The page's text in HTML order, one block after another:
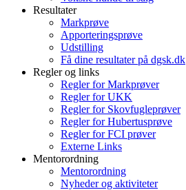
Resultater
Markprøve
Apporteringsprøve
Udstilling
Få dine resultater på dgsk.dk
Regler og links
Regler for Markprøver
Regler for UKK
Regler for Skovfugleprøver
Regler for Hubertusprøve
Regler for FCI prøver
Externe Links
Mentorordning
Mentorordning
Nyheder og aktiviteter